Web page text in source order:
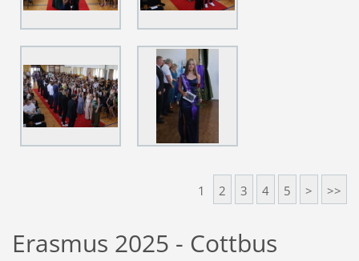
1 2 3 4 5 > >>
Erasmus 2025 - Cottbus